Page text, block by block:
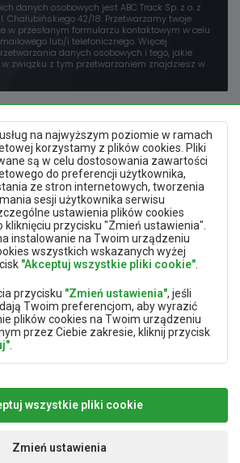
na najwyższym poziomie w ramach
korzystamy z plików cookies. Pliki
są w celu dostosowania zawartości
do preferencji użytkownika,
ze stron internetowych, tworzenia
sesji użytkownika serwisu
ustawienia plików cookies
przycisku "Zmień ustawienia".
instalowanie na Twoim urządzeniu
wszystkich wskazanych wyżej
"Akceptuj wszystkie pliki cookie"
przycisku "Zmień ustawienia", jeśli
Twoim preferencjom, aby wyrazić
plików cookies na Twoim urządzeniu
przez Ciebie zakresie, kliknij przycisk
przetwarzania jest uzasadniony
danych osobowych (ABC TRACK Sp. z o.
w postaci zapewnienia wysokiej
w ramach naszej strony
jego Zaufanych Partnerów.
wszystkie pliki cookie
Zmień ustawienia
danych osobowych jest ABC Track Sp. z o. z
Chałubińskiego 42/18. Przetwarzamy twoje
w przesłanym formularzu kontaktowym w celu
lub/i telefonicznego. Więcej
danych osobowych i tego, jakie
związku z tym przetwarzaniem znajdziesz w
Polityka prywatności
Mapa strony
dostępności
ustawienia prywatności
Aplikacja mobilna
o.o.
biuro@abc-track.pl
TRACK Sp. z o. o.Realizacja: